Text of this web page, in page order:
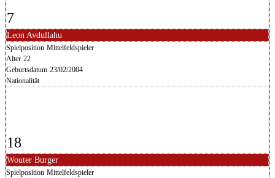
7
Leon Avdullahu
Spielposition Mittelfeldspieler
Alter 22
Geburtsdatum 23/02/2004
Nationalität
18
Wouter Burger
Spielposition Mittelfeldspieler